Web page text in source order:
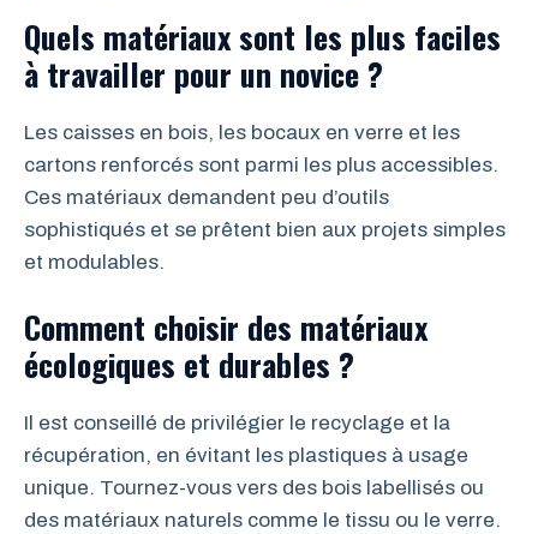
Quels matériaux sont les plus faciles
à travailler pour un novice ?
Les caisses en bois, les bocaux en verre et les
cartons renforcés sont parmi les plus accessibles.
Ces matériaux demandent peu d’outils
sophistiqués et se prêtent bien aux projets simples
et modulables.
Comment choisir des matériaux
écologiques et durables ?
Il est conseillé de privilégier le recyclage et la
récupération, en évitant les plastiques à usage
unique. Tournez-vous vers des bois labellisés ou
des matériaux naturels comme le tissu ou le verre.